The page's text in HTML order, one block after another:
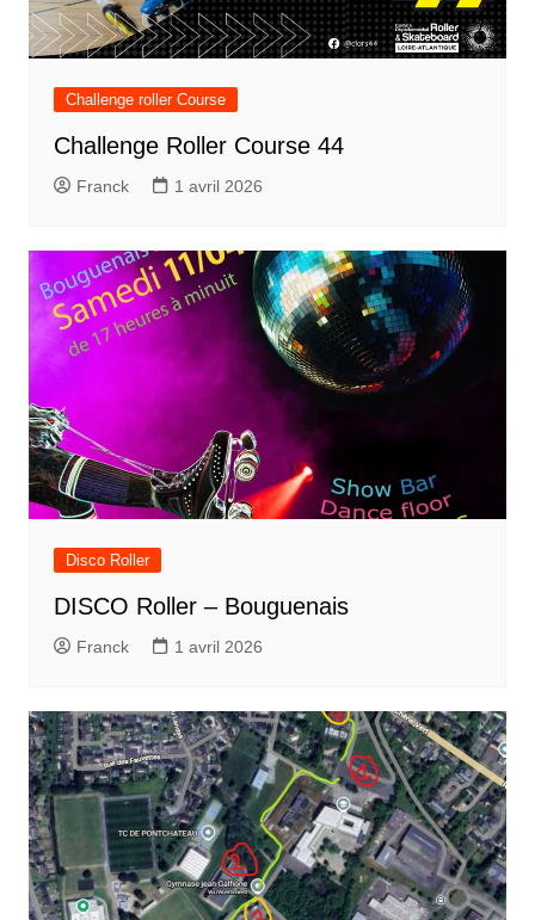
Challenge roller Course
Challenge Roller Course 44
Franck 1 avril 2026
Disco Roller
DISCO Roller – Bouguenais
Franck 1 avril 2026